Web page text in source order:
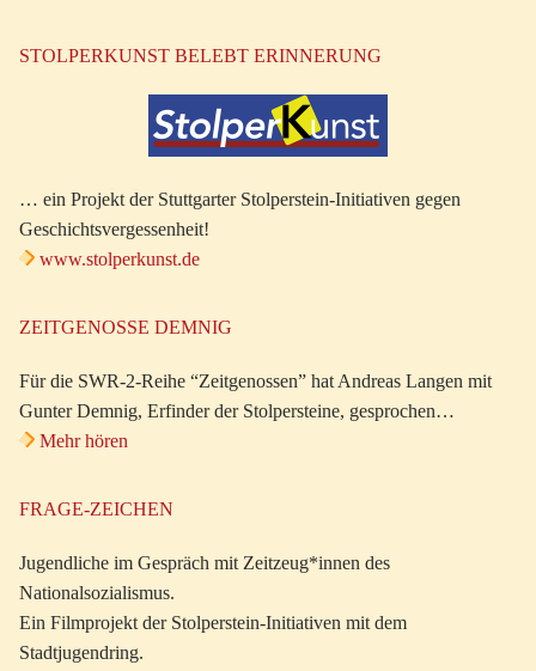
STOLPERKUNST BELEBT ERINNERUNG
… ein Projekt der Stuttgarter Stolperstein-Initiativen gegen
Geschichtsvergessenheit!
www.stolperkunst.de
ZEITGENOSSE DEMNIG
Für die SWR-2-Reihe “Zeitgenossen” hat Andreas Langen mit
Gunter Demnig, Erfinder der Stolpersteine, gesprochen…
Mehr hören
FRAGE-ZEICHEN
Jugendliche im Gespräch mit Zeitzeug*innen des
Nationalsozialismus.
Ein Filmprojekt der Stolperstein-Initiativen mit dem
Stadtjugendring.